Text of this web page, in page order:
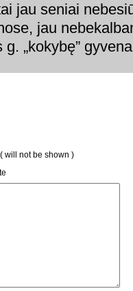
jau seniai
jau
„kokybę”
will not be shown )